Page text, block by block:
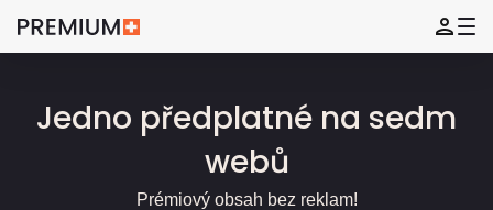
Jedno předplatné na sedm
webů
Prémiový obsah bez reklam!